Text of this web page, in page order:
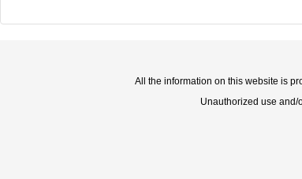
All the information on this website is
Unauthorized use and/